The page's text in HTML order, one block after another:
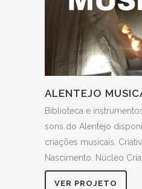
ALENTEJO
Biblioteca e
sons do Alentejo
criações musicais.
Nascimento. Núcleo
VER PROJETO